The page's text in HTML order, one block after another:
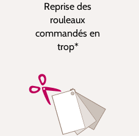
Reprise des
rouleaux
commandés en
trop*